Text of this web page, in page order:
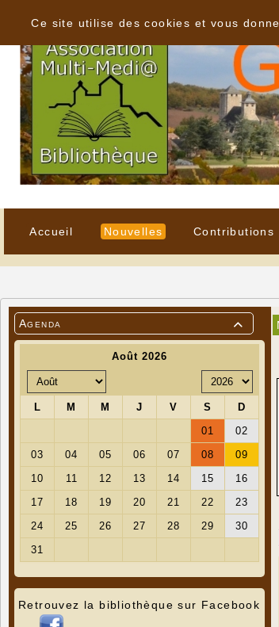
Accueil Nouvelles Contributions

Agenda
Retrouvez la bibliothèque sur Facebook
Ce site utilise des cookies et vous